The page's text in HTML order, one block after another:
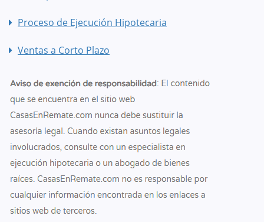
Proceso de Ejecución Hipotecaria
Ventas a Corto Plazo